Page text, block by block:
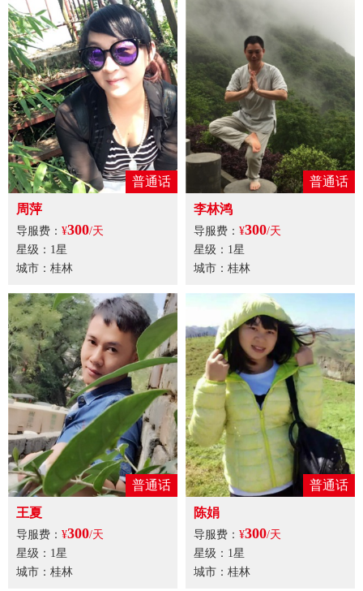
普通话
周萍
导服费： ¥300/天
星级：1星
城市：桂林
普通话
李林鸿
导服费： ¥300/天
星级：1星
城市：桂林
普通话
王夏
导服费： ¥300/天
星级：1星
城市：桂林
普通话
陈娟
导服费： ¥300/天
星级：1星
城市：桂林